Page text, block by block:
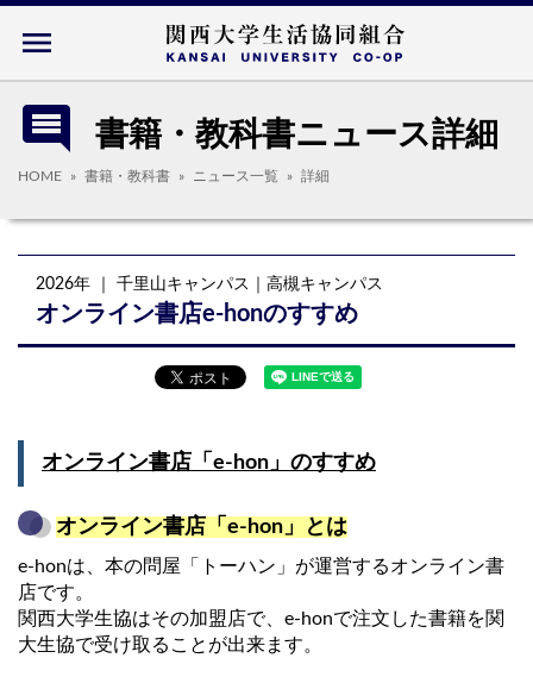
menu
comment 書籍・教科書ニュース詳細
HOME 書籍・教科書 ニュース一覧 詳細
2026年 ｜ 千里山キャンパス｜高槻キャンパス
オンライン書店e-honのすすめ
オンライン書店「e-hon」のすすめ
オンライン書店「e-hon」とは
e-honは、本の問屋「トーハン」が運営するオンライン書
店です。
関西大学生協はその加盟店で、e-honで注文した書籍を関
大生協で受け取ることが出来ます。